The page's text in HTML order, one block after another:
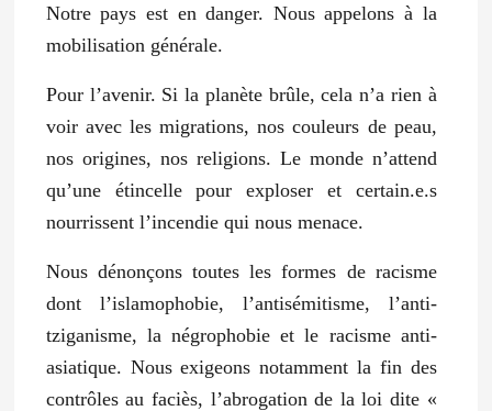
Notre pays est en danger. Nous appelons à la
mobilisation générale.
Pour l’avenir. Si la planète brûle, cela n’a rien à
voir avec les migrations, nos couleurs de peau,
nos origines, nos religions. Le monde n’attend
qu’une étincelle pour exploser et certain.e.s
nourrissent l’incendie qui nous menace.
Nous dénonçons toutes les formes de racisme
dont l’islamophobie, l’antisémitisme, l’anti-
tziganisme, la négrophobie et le racisme anti-
asiatique. Nous exigeons notamment la fin des
contrôles au faciès, l’abrogation de la loi dite «